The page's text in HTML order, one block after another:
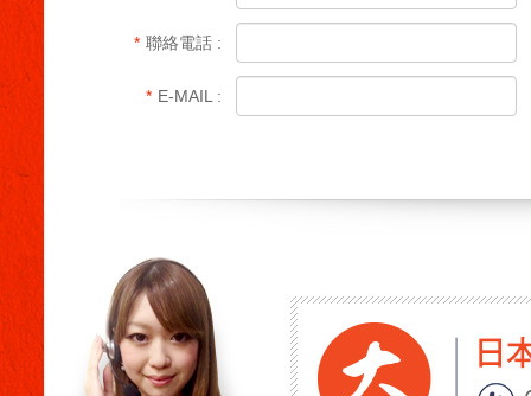
* 聯絡電話 :
* E-MAIL :